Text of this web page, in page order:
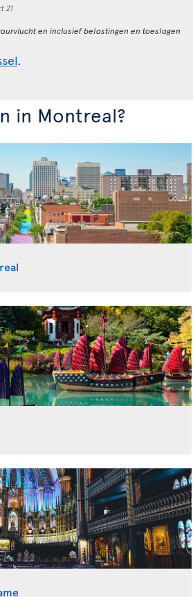
21
en inclusief belastingen en toeslagen
.
in Montreal?